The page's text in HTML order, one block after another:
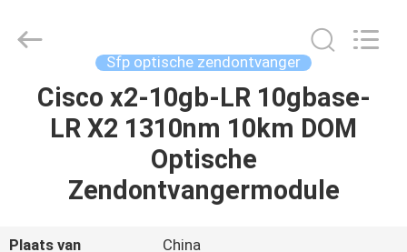
HUIS
Ltd..
Sfp optische zendontvanger
Cisco x2-10gb-LR 10gbase-
LR X2 1310nm 10km DOM
Optische
Zendontvangermodule
Plaats van
China